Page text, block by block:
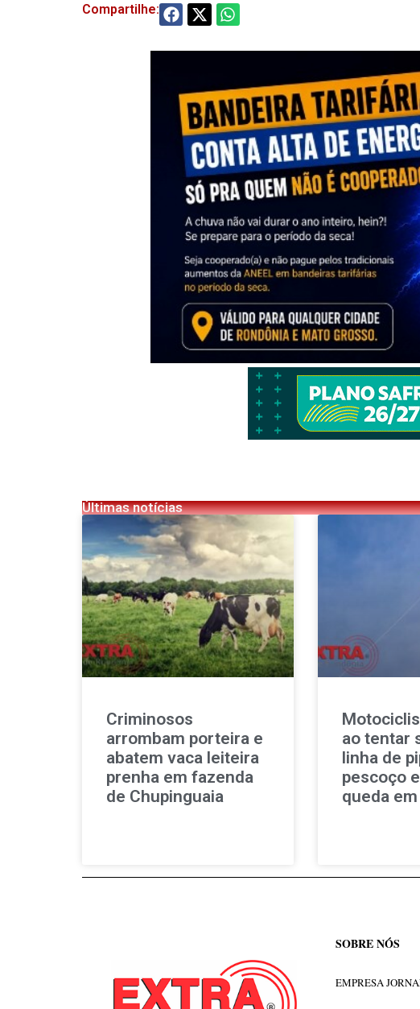
Compartilhe:
Últimas notícias
Criminosos
arrombam porteira e
abatem vaca leiteira
prenha em fazenda
de Chupinguaia
ao tentar
linha de
pescoço
queda
SOBRE NÓS
EMPRESA